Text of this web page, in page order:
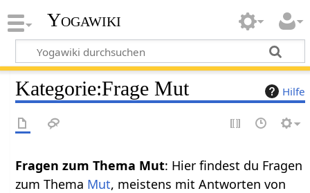
Yogawiki
Hilfe
Kategorie:Frage Mut
Fragen zum Thema Mut: Hier findest du Fragen
zum Thema Mut, meistens mit Antworten von